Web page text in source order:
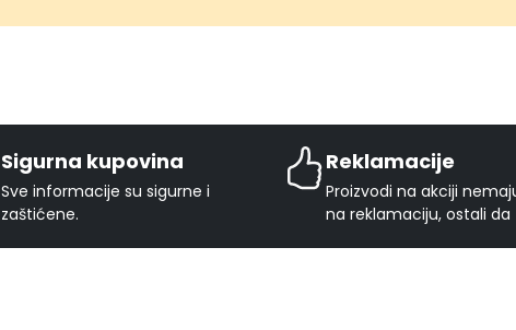
Sigurna kupovina
Sve informacije su sigurne i
zaštićene.
Reklamacije
Proizvodi na akciji
na reklamaciju, ostali da